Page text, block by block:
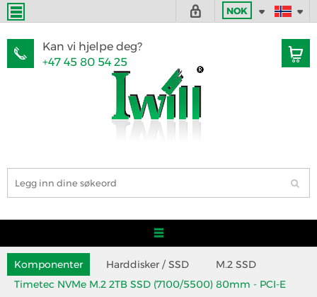
NOK
Kan vi hjelpe deg?
+47 45 80 54 25
Komponenter Harddisker / SSD
M.2 SSD
Timetec NVMe M.2 2TB SSD (7100/5500) 80mm - PCI-E